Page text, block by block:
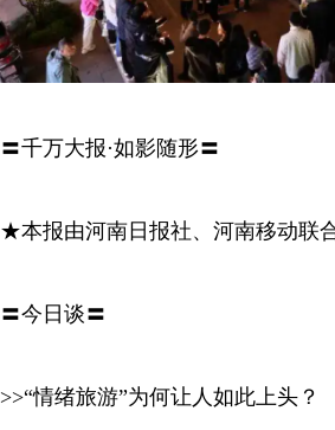
〓千万大报·如影随形〓
★本报由河南日报社、河南移动联
〓今日谈〓
>>“情绪旅游”为何让人如此上头？